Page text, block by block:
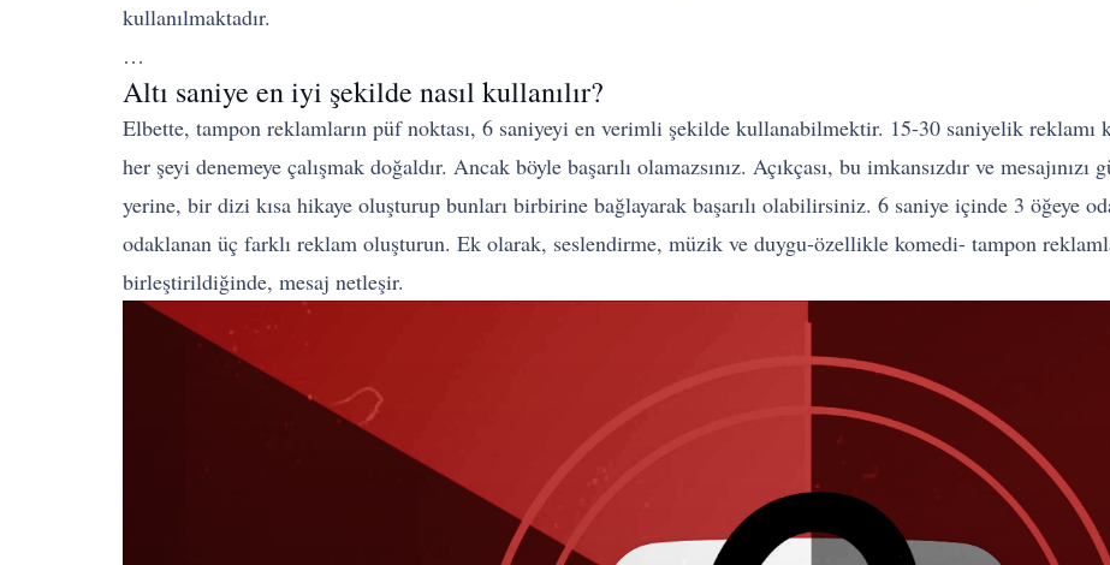
kullanılmaktadır.
…
Altı saniye en iyi şekilde nasıl kullanılır?
Elbette, tampon reklamların püf noktası, 6 saniyeyi en verimli şekilde kullanabilmektir. 15-30 saniyelik reklamı
her şeyi denemeye çalışmak doğaldır. Ancak böyle başarılı olamazsınız. Açıkçası, bu imkansızdır ve
yerine, bir dizi kısa hikaye oluşturup bunları birbirine bağlayarak başarılı olabilirsiniz. 6 saniye içinde 3 öğeye
odaklanan üç farklı reklam oluşturun. Ek olarak, seslendirme, müzik ve duygu-özellikle komedi- tampon
birleştirildiğinde, mesaj netleşir.